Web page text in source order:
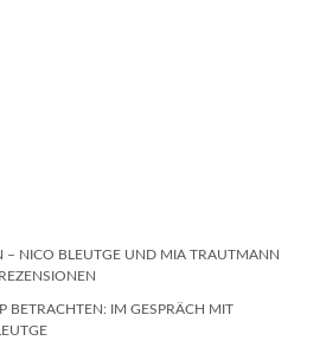
– NICO BLEUTGE UND MIA TRAUTMANN
BETRACHTEN: IM GESPRÄCH MIT